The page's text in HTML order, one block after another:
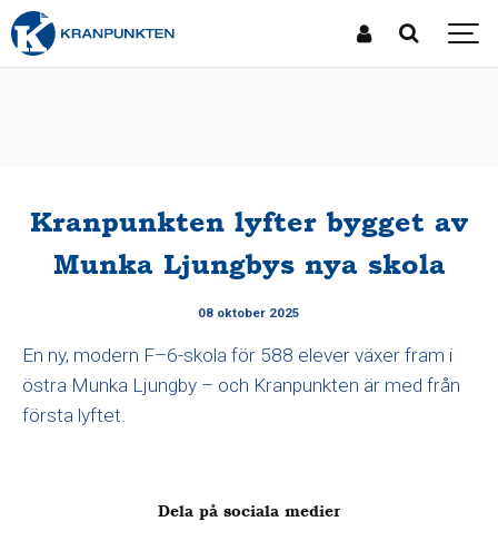
Kranpunkten lyfter bygget av
Munka Ljungbys nya skola
08 oktober 2025
En ny, modern F–6-skola för 588 elever växer fram i
östra Munka Ljungby – och Kranpunkten är med från
första lyftet.
Dela på sociala medier